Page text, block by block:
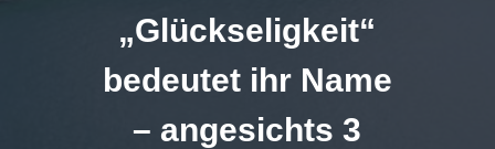
„Glückseligkeit“
bedeutet ihr Name
– angesichts 3